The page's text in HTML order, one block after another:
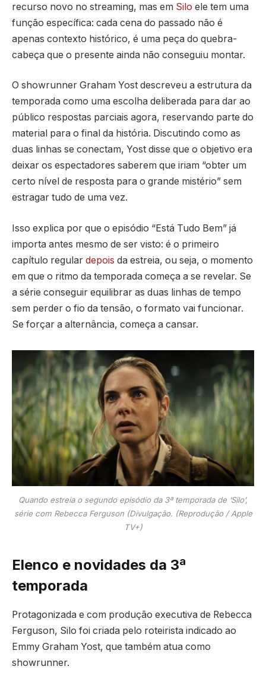
recurso novo no streaming, mas em Silo ele tem uma
função específica: cada cena do passado não é
apenas contexto histórico, é uma peça do quebra-
cabeça que o presente ainda não conseguiu montar.
O showrunner Graham Yost descreveu a estrutura da
temporada como uma escolha deliberada para dar ao
público respostas parciais agora, reservando parte do
material para o final da história. Discutindo como as
duas linhas se conectam, Yost disse que o objetivo era
deixar os espectadores saberem que iriam “obter um
certo nível de resposta para o grande mistério” sem
estragar tudo de uma vez.
Isso explica por que o episódio “Está Tudo Bem” já
importa antes mesmo de ser visto: é o primeiro
capítulo regular depois da estreia, ou seja, o momento
em que o ritmo da temporada começa a se revelar. Se
a série conseguir equilibrar as duas linhas de tempo
sem perder o fio da tensão, o formato vai funcionar.
Se forçar a alternância, começa a cansar.
Quando estreia o segundo episódio da 3ª temporada de ‘Silo’,
série com Rebecca Ferguson (Divulgação. (Reprodução / Apple
TV+)
Elenco e novidades da 3ª
temporada
Protagonizada e com produção executiva de Rebecca
Ferguson, Silo foi criada pelo roteirista indicado ao
Emmy Graham Yost, que também atua como
showrunner.